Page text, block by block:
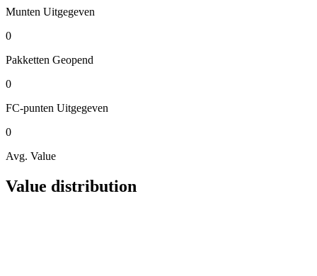
Munten Uitgegeven
0
Pakketten Geopend
0
FC-punten Uitgegeven
0
Avg. Value
Value distribution